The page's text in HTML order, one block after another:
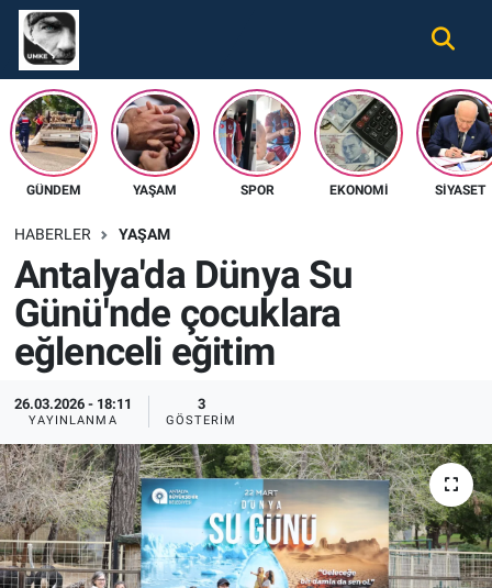
GÜNDEM YAŞAM SPOR EKONOMI SIYASET
HABERLER YAŞAM
Antalya'da Dünya Su
Günü'nde çocuklara
eğlenceli eğitim
26.03.2026 - 18:11
YAYINLANMA
3
GÖSTERIM
Gündem
Ekonomi
Spor
Tüm Haberler
İletişim
Künye
Nöbetçi Eczaneler
Hava Durumu
Namaz Vakitleri
Süper Lig Puan Durumu ve Fikstür
Tüm Manşetler
Son Dakika Haberleri
Haber Arşivi